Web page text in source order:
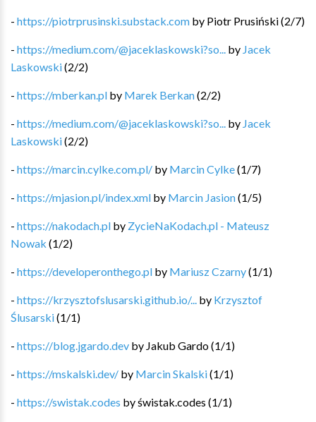
- https://piotrprusinski.substack.com by Piotr Prusiński(2/7)
- https://medium.com/@jaceklaskowski?so... by Jacek
Laskowski(2/2)
- https://mberkan.pl by Marek Berkan(2/2)
- https://medium.com/@jaceklaskowski?so... by Jacek
Laskowski(2/2)
- https://marcin.cylke.com.pl/ by Marcin Cylke(1/7)
- https://mjasion.pl/index.xml by Marcin Jasion(1/5)
- https://nakodach.pl by ZycieNaKodach.pl - Mateusz
Nowak (1/2)
- https://developeronthego.pl by Mariusz Czarny(1/1)
- https://krzysztofslusarski.github.io/... by Krzysztof
Ślusarski(1/1)
- https://blog.jgardo.dev by Jakub Gardo(1/1)
- https://mskalski.dev/ by Marcin Skalski(1/1)
- https://swistak.codes byświstak.codes (1/1)